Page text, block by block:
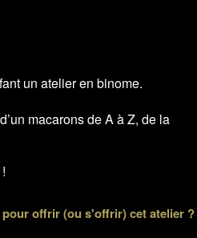
un atelier en binome.
macarons de A à Z, de la
offrir (ou s'offrir) cet atelier ?